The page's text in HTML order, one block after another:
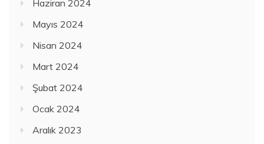
Haziran 2024
Mayıs 2024
Nisan 2024
Mart 2024
Şubat 2024
Ocak 2024
Aralık 2023